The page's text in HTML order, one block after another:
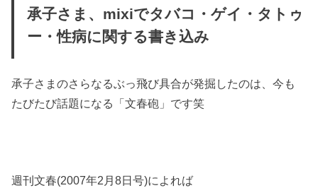
承子さま、mixiでタバコ・ゲイ・タトゥ
ー・性病に関する書き込み
承子さまのさらなるぶっ飛び具合が発掘したのは、今も
たびたび話題になる「文春砲」です笑
週刊文春(2007年2月8日号)によれば